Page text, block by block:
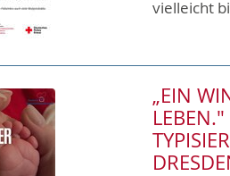
vielleicht
„EIN